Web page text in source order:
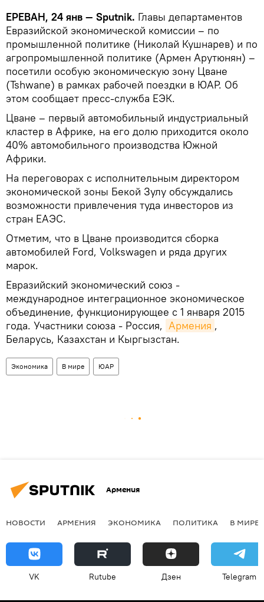
ЕРЕВАН, 24 янв — Sputnik. Главы департаментов
Евразийской экономической комиссии – по
промышленной политике (Николай Кушнарев) и по
агропромышленной политике (Армен Арутюнян) –
посетили особую экономическую зону Цване
(Tshwane) в рамках рабочей поездки в ЮАР. Об
этом сообщает пресс-служба ЕЭК.
Цване – первый автомобильный индустриальный
кластер в Африке, на его долю приходится около
40% автомобильного производства Южной
Африки.
На переговорах с исполнительным директором
экономической зоны Бекой Зулу обсуждались
возможности привлечения туда инвесторов из
стран ЕАЭС.
Отметим, что в Цване производится сборка
автомобилей Ford, Volkswagen и ряда других
марок.
Евразийский экономический союз -
международное интеграционное экономическое
объединение, функционирующее с 1 января 2015
года. Участники союза - Россия, Армения ,
Беларусь, Казахстан и Кыргызстан.
Экономика В мире ЮАР
Армения
НОВОСТИ АРМЕНИЯ ЭКОНОМИКА ПОЛИТИКА В МИРЕ
VK Rutube Дзен Telegram